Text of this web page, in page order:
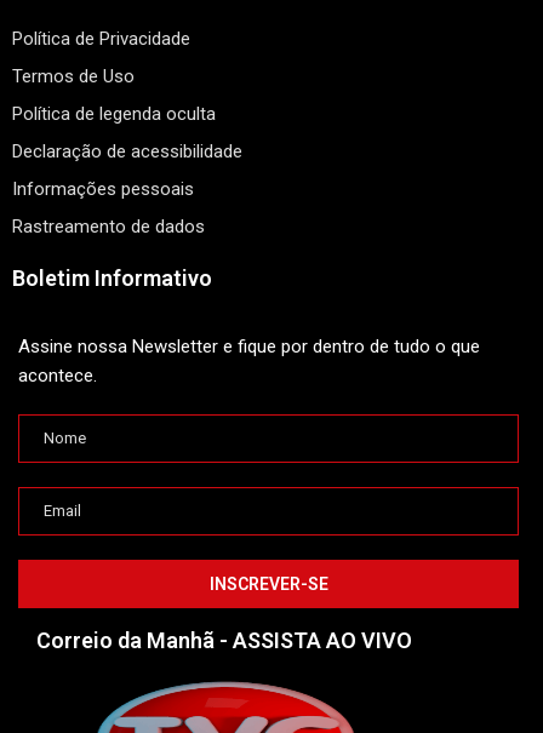
Política de Privacidade
Termos de Uso
Política de legenda oculta
Declaração de acessibilidade
Informações pessoais
Rastreamento de dados
Boletim Informativo
Assine nossa Newsletter e fique por dentro de tudo o que
acontece.
Correio da Manhã - ASSISTA AO VIVO